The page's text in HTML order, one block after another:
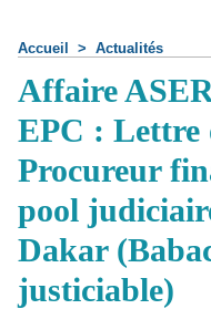
Accueil > Actualités
Affaire
EPC : Lettre
Procureur
pool
Dakar
justiciable)